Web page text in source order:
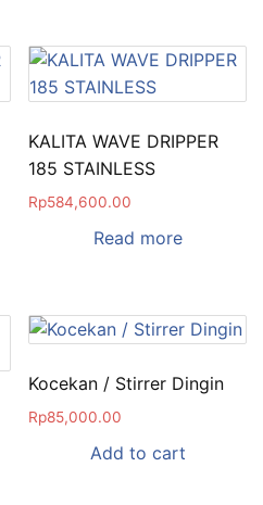
KALITA WAVE DRIPPER
185 STAINLESS
Rp584,600.00
Read more
Kocekan / Stirrer Dingin
Rp85,000.00
Add to cart